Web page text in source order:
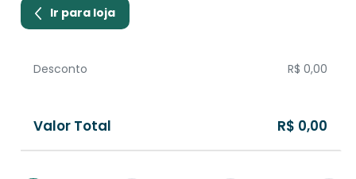
Ir para loja
Desconto R$ 0,00
Valor Total R$ 0,00